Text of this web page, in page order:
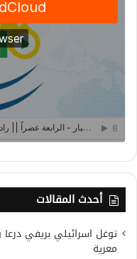
أحدث المقالات
توغل اسرائيلي بريفي
معرية